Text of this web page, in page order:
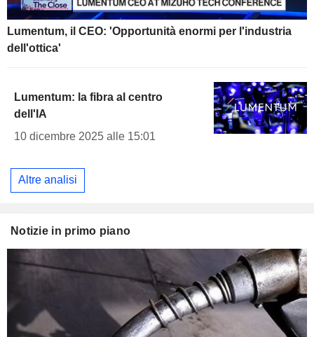
Lumentum, il CEO: 'Opportunità enormi per l'industria
dell'ottica'
Lumentum: la fibra al centro
dell'IA
10 dicembre 2025 alle 15:01
Altre analisi
Notizie in primo piano